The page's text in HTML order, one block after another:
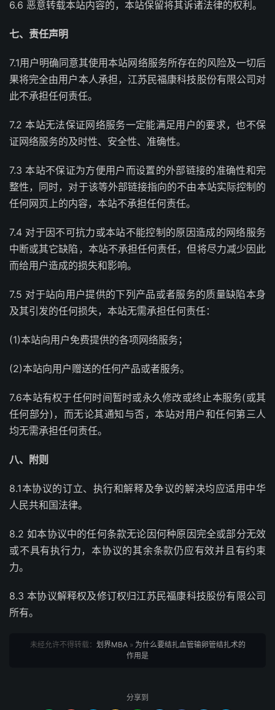
6.6 恶意转载本站内容的，本站保留将其诉诸法律的权利。
七、责任声明
7.1用户明确同意其使用本站网络服务所存在的风险及一切后
果将完全由用户本人承担，江苏民福康科技股份有限公司对
此不承担任何责任。
7.2 本站无法保证网络服务一定能满足用户的要求，也不保
证网络服务的及时性、安全性、准确性。
7.3 本站不保证为方便用户而设置的外部链接的准确性和完
整性，同时，对于该等外部链接指向的不由本站实际控制的
任何网页上的内容，本站不承担任何责任。
7.4 对于因不可抗力或本站不能控制的原因造成的网络服务
中断或其它缺陷，本站不承担任何责任，但将尽力减少因此
而给用户造成的损失和影响。
7.5 对于站向用户提供的下列产品或者服务的质量缺陷本身
及其引发的任何损失，本站无需承担任何责任：
(1)本站向用户免费提供的各项网络服务；
(2)本站向用户赠送的任何产品或者服务。
7.6本站有权于任何时间暂时或永久修改或终止本服务(或其
任何部分)，而无论其通知与否，本站对用户和任何第三人
均无需承担任何责任。
八、附则
8.1本协议的订立、执行和解释及争议的解决均应适用中华
人民共和国法律。
8.2 如本协议中的任何条款无论因何种原因完全或部分无效
或不具有执行力，本协议的其余条款仍应有效并且有约束
力。
8.3 本协议解释权及修订权归江苏民福康科技股份有限公司
所有。
未经允许不得转载： 划界MBA» 为什么要结扎血管输卵管结扎术的
作用是
分享到